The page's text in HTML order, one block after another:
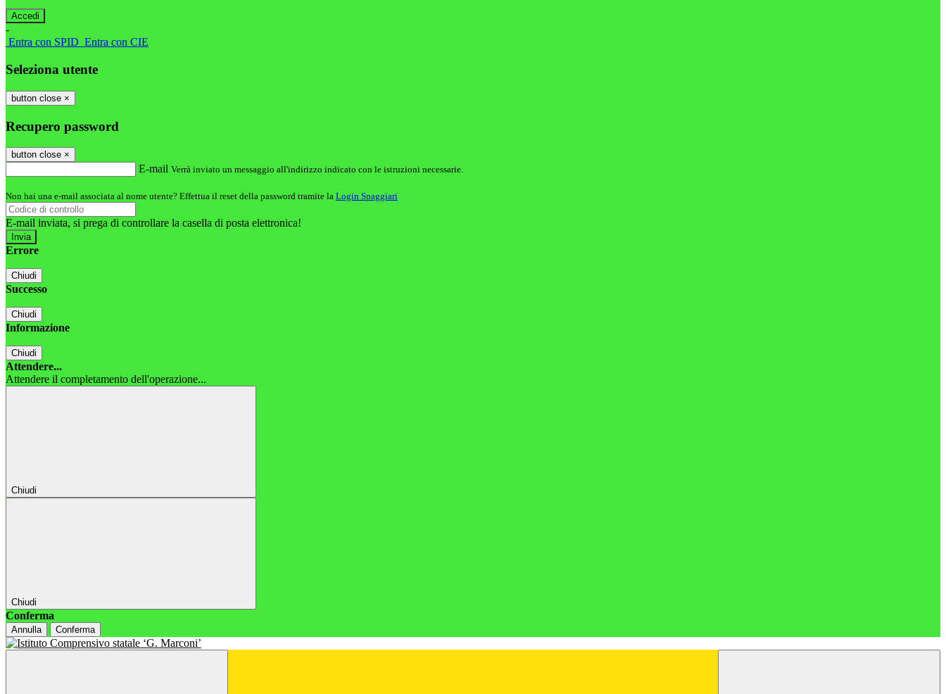
-
Entra con SPID Entra con CIE
Seleziona utente
button close ×
Recupero password
button close ×
E-mail Verrà inviato un messaggio all'indirizzo indicato con le istruzioni necessarie.
Non hai una e-mail associata al nome utente? Effettua il reset della password tramite la Login Spaggiari
E-mail inviata, si prega di controllare la casella di posta elettronica!
Errore
Chiudi
Successo
Chiudi
Informazione
Chiudi
Attendere...
Attendere il completamento dell'operazione...
Chiudi
Chiudi
Conferma
Annulla Conferma